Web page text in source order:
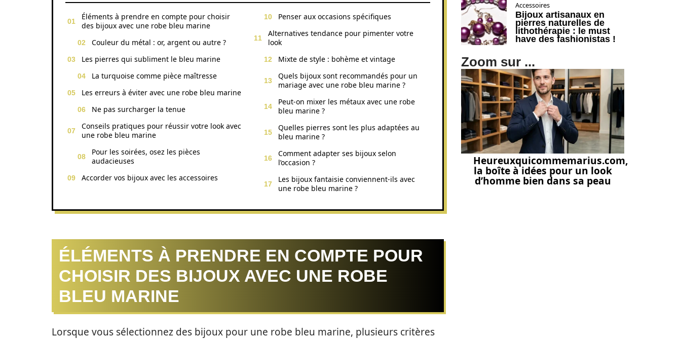
Éléments à prendre en compte pour choisir
des bijoux avec une robe bleu marine
Couleur du métal : or, argent ou autre ?
Les pierres qui subliment le bleu marine
La turquoise comme pièce maîtresse
Les erreurs à éviter avec une robe bleu marine
Ne pas surcharger la tenue
Conseils pratiques pour réussir votre look avec
une robe bleu marine
Pour les soirées, osez les pièces
audacieuses
Accorder vos bijoux avec les accessoires
Penser aux occasions spécifiques
Alternatives tendance pour pimenter votre
look
Mixte de style : bohème et vintage
Quels bijoux sont recommandés pour un
mariage avec une robe bleu marine ?
Peut-on mixer les métaux avec une robe
bleu marine ?
Quelles pierres sont les plus adaptées au
bleu marine ?
Comment adapter ses bijoux selon
l’occasion ?
Les bijoux fantaisie conviennent-ils avec
une robe bleu marine ?
ÉLÉMENTS À PRENDRE EN COMPTE POUR
CHOISIR DES BIJOUX AVEC UNE ROBE
BLEU MARINE
Lorsque vous sélectionnez des bijoux pour une robe bleu marine, plusieurs critères
Accessoires
Bijoux artisanaux en
pierres naturelles de
lithothérapie : le must
have des fashionistas !
Zoom sur ...
Heureuxquicommemarius.com,
la boîte à idées pour un look
d’homme bien dans sa peau